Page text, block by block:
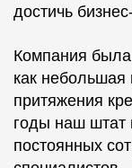
достичь
Компания была
как небольшая
притяжения
годы наш штат
постоянных